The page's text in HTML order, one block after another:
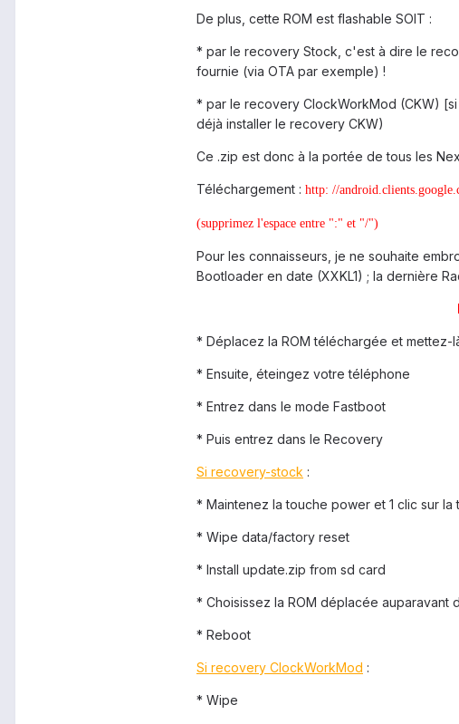
De plus, cette ROM est flashable SOIT :
* par le recovery Stock, c'est à dire le
fournie (via OTA par exemple) !
* par le recovery ClockWorkMod (CKW)
déjà installer le recovery CKW)
Ce .zip est donc à la portée de tous les
Téléchargement : http: //
(supprimez l'espace entre ":" et "/")
Pour les connaisseurs, je ne souhaite
Bootloader en date (XXKL1) ; la dernière
* Déplacez la ROM téléchargée et mettez-
* Ensuite, éteingez votre téléphone
* Entrez dans le mode Fastboot
* Puis entrez dans le Recovery
Si recovery-stock :
* Maintenez la touche power et 1 clic sur la
* Wipe data/factory reset
* Install update.zip from sd card
* Choisissez la ROM déplacée auparavant
* Reboot
Si recovery ClockWorkMod :
* Wipe